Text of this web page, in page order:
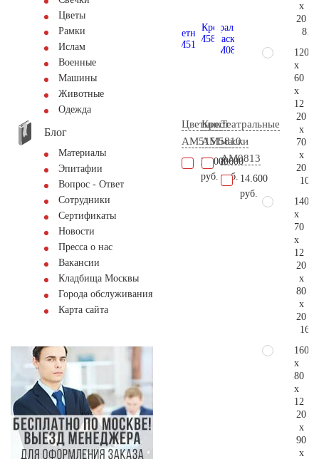
Цветы
Рамки
Ислам
Военные
Машины
Животные
Одежда
Блог
Материалы
Эпитафии
Вопрос - Ответ
Сотрудники
Сертификаты
Новости
Пресса о нас
Вакансии
Кладбища Москвы
Города обслуживания
Карта сайта
Цветник
AM5151
20.000
руб.
Крест
AM5810
8.600
руб.
Театральные
маски
AM0813
14.600
руб.
x
20
120
x
60
x
12
20
x
70
x
20
140
x
70
x
12
20
x
80
x
20
160
x
80
x
12
20
x
90
x